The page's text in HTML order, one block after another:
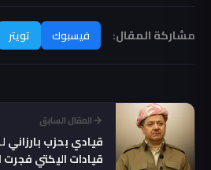
مشاركة المقال: فيسبوك تويتر
المقال السابق
قيادي بحزب
قيادات اليكتي فجرت